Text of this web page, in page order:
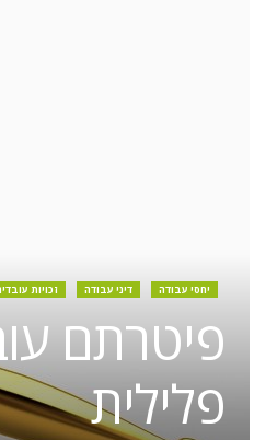
יחסי עבודה דיני עבודה זכויות
פיטרתם
פלילית